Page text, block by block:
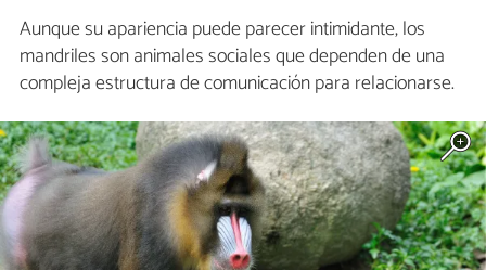
Aunque su apariencia puede parecer intimidante, los
mandriles son animales sociales que dependen de una
compleja estructura de comunicación para relacionarse.